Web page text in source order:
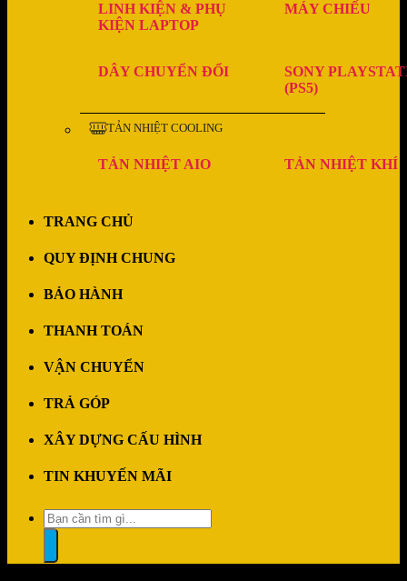
LINH KIỆN & PHỤ
KIỆN LAPTOP
MÁY CHIẾU
DÂY CHUYỂN ĐỔI
SONY
(PS5)
TẢN NHIỆT COOLING
TẢN NHIỆT AIO TẢN NHIỆT KHÍ
TRANG CHỦ
QUY ĐỊNH CHUNG
BẢO HÀNH
THANH TOÁN
VẬN CHUYỂN
TRẢ GÓP
XÂY DỰNG CẤU HÌNH
TIN KHUYẾN MÃI
Tìm
kiếm: